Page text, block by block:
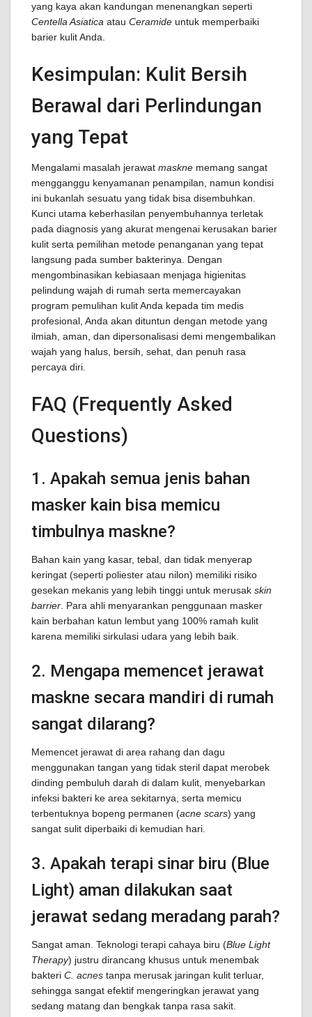
yang kaya akan kandungan menenangkan seperti
Centella Asiatica atau Ceramide untuk memperbaiki
barier kulit Anda.
Kesimpulan: Kulit Bersih
Berawal dari Perlindungan
yang Tepat
Mengalami masalah jerawat maskne memang sangat
mengganggu kenyamanan penampilan, namun kondisi
ini bukanlah sesuatu yang tidak bisa disembuhkan.
Kunci utama keberhasilan penyembuhannya terletak
pada diagnosis yang akurat mengenai kerusakan barier
kulit serta pemilihan metode penanganan yang tepat
langsung pada sumber bakterinya. Dengan
mengombinasikan kebiasaan menjaga higienitas
pelindung wajah di rumah serta memercayakan
program pemulihan kulit Anda kepada tim medis
profesional, Anda akan dituntun dengan metode yang
ilmiah, aman, dan dipersonalisasi demi mengembalikan
wajah yang halus, bersih, sehat, dan penuh rasa
percaya diri.
FAQ (Frequently Asked
Questions)
1. Apakah semua jenis bahan
masker kain bisa memicu
timbulnya maskne?
Bahan kain yang kasar, tebal, dan tidak menyerap
keringat (seperti poliester atau nilon) memiliki risiko
gesekan mekanis yang lebih tinggi untuk merusak skin
barrier . Para ahli menyarankan penggunaan masker
kain berbahan katun lembut yang 100% ramah kulit
karena memiliki sirkulasi udara yang lebih baik.
2. Mengapa memencet jerawat
maskne secara mandiri di rumah
sangat dilarang?
Memencet jerawat di area rahang dan dagu
menggunakan tangan yang tidak steril dapat merobek
dinding pembuluh darah di dalam kulit, menyebarkan
infeksi bakteri ke area sekitarnya, serta memicu
terbentuknya bopeng permanen (acne scars) yang
sangat sulit diperbaiki di kemudian hari.
3. Apakah terapi sinar biru (Blue
Light) aman dilakukan saat
jerawat sedang meradang parah?
Sangat aman. Teknologi terapi cahaya biru (Blue Light
Therapy) justru dirancang khusus untuk menembak
bakteri C. acnes tanpa merusak jaringan kulit terluar,
sehingga sangat efektif mengeringkan jerawat yang
sedang matang dan bengkak tanpa rasa sakit.